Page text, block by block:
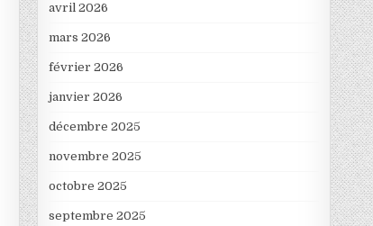
avril 2026
mars 2026
février 2026
janvier 2026
décembre 2025
novembre 2025
octobre 2025
septembre 2025